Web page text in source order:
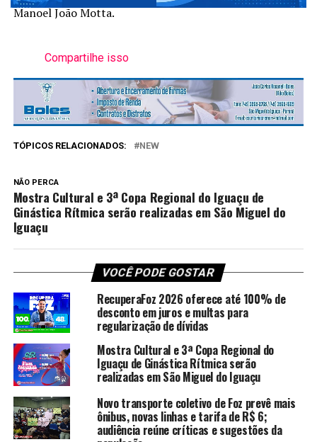
Manoel João Motta.
Compartilhe isso
TÓPICOS RELACIONADOS: NEW
NÃO PERCA
Mostra Cultural e 3ª Copa Regional do Iguaçu de
Ginástica Rítmica serão realizadas em São Miguel do
Iguaçu
VOCÊ PODE GOSTAR
RecuperaFoz 2026 oferece até 100% de
desconto em juros e multas para
regularização de dívidas
Mostra Cultural e 3ª Copa Regional do
Iguaçu de Ginástica Rítmica serão
realizadas em São Miguel do Iguaçu
Novo transporte coletivo de Foz prevê mais
ônibus, novas linhas e tarifa de R$ 6;
audiência reúne críticas e sugestões da